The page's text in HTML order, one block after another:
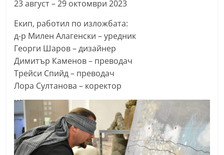
23 август – 29 октомври 2023
Екип, работил по изложбата:
д-р Милен Алагенски – уредник
Георги Шаров – дизайнер
Димитър Каменов – преводач
Трейси Спийд – преводач
Лора Султанова – коректор